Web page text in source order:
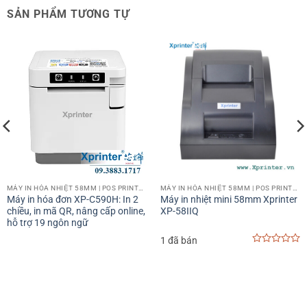
SẢN PHẨM TƯƠNG TỰ
Máy in hóa đơn XP-C590H: In 2
chiều, in mã QR, nâng cấp online,
hỗ trợ 19 ngôn ngữ
Máy in nhiệt mini 58mm Xprinter
XP-58IIQ
1 đã bán